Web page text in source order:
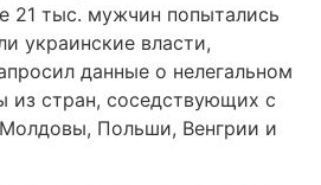
21 тыс. мужчин попытались
украинские власти,
данные о нелегальном
из стран, соседствующих с
Польши, Венгрии и